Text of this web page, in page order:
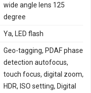
wide angle lens 125
degree
Ya, LED flash
Geo-tagging, PDAF phase
detection autofocus,
touch focus, digital zoom,
HDR, ISO setting, Digital